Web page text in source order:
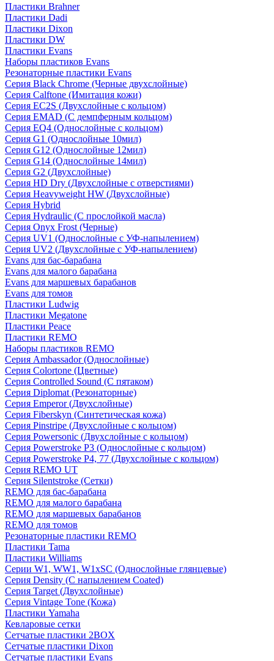
Пластики Brahner
Пластики Dadi
Пластики Dixon
Пластики DW
Пластики Evans
Наборы пластиков Evans
Резонаторные пластики Evans
Серия Black Chrome (Черные двухслойные)
Серия Calftone (Имитация кожи)
Серия EC2S (Двухслойные с кольцом)
Серия EMAD (С демпферным кольцом)
Серия EQ4 (Однослойные с кольцом)
Серия G1 (Однослойные 10мил)
Серия G12 (Однослойные 12мил)
Серия G14 (Однослойные 14мил)
Серия G2 (Двухслойные)
Серия HD Dry (Двухслойные с отверстиями)
Серия Heavyweight HW (Двухслойные)
Серия Hybrid
Серия Hydraulic (С прослойкой масла)
Серия Onyx Frost (Черные)
Серия UV1 (Однослойные с УФ-напылением)
Серия UV2 (Двухслойные с УФ-напылением)
Evans для бас-барабана
Evans для малого барабана
Evans для маршевых барабанов
Evans для томов
Пластики Ludwig
Пластики Megatone
Пластики Peace
Пластики REMO
Наборы пластиков REMO
Серия Ambassador (Однослойные)
Серия Colortone (Цветные)
Серия Controlled Sound (С пятаком)
Серия Diplomat (Резонаторные)
Серия Emperor (Двухслойные)
Серия Fiberskyn (Синтетическая кожа)
Серия Pinstripe (Двухслойные с кольцом)
Серия Powersonic (Двухслойные с кольцом)
Серия Powerstroke P3 (Однослойные с кольцом)
Серия Powerstroke P4, 77 (Двухслойные с кольцом)
Серия REMO UT
Серия Silentstroke (Сетки)
REMO для бас-барабана
REMO для малого барабана
REMO для маршевых барабанов
REMO для томов
Резонаторные пластики REMO
Пластики Tama
Пластики Williams
Серии W1, WW1, W1xSC (Однослойные глянцевые)
Серия Density (C напылением Coated)
Серия Target (Двухслойные)
Серия Vintage Tone (Кожа)
Пластики Yamaha
Кевларовые сетки
Сетчатые пластики 2BOX
Сетчатые пластики Dixon
Сетчатые пластики Evans